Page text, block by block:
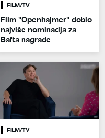
FILM/TV
Film "Openhajmer" dobio
najviše nominacija za
Bafta nagrade
FILM/TV